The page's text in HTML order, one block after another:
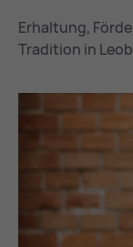
Erhaltung,
Tradition in